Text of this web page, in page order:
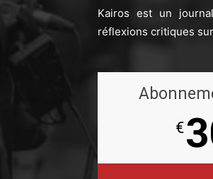
Kairos est un
réflexions critiques
€